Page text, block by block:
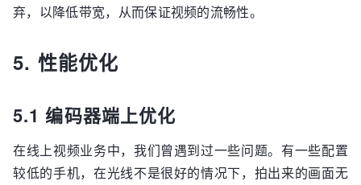
弃，以降低带宽，从而保证视频的流畅性。
5. 性能优化
5.1 编码器端上优化
在线上视频业务中，我们曾遇到过一些问题。有一些配置
较低的手机，在光线不是很好的情况下，拍出来的画面无